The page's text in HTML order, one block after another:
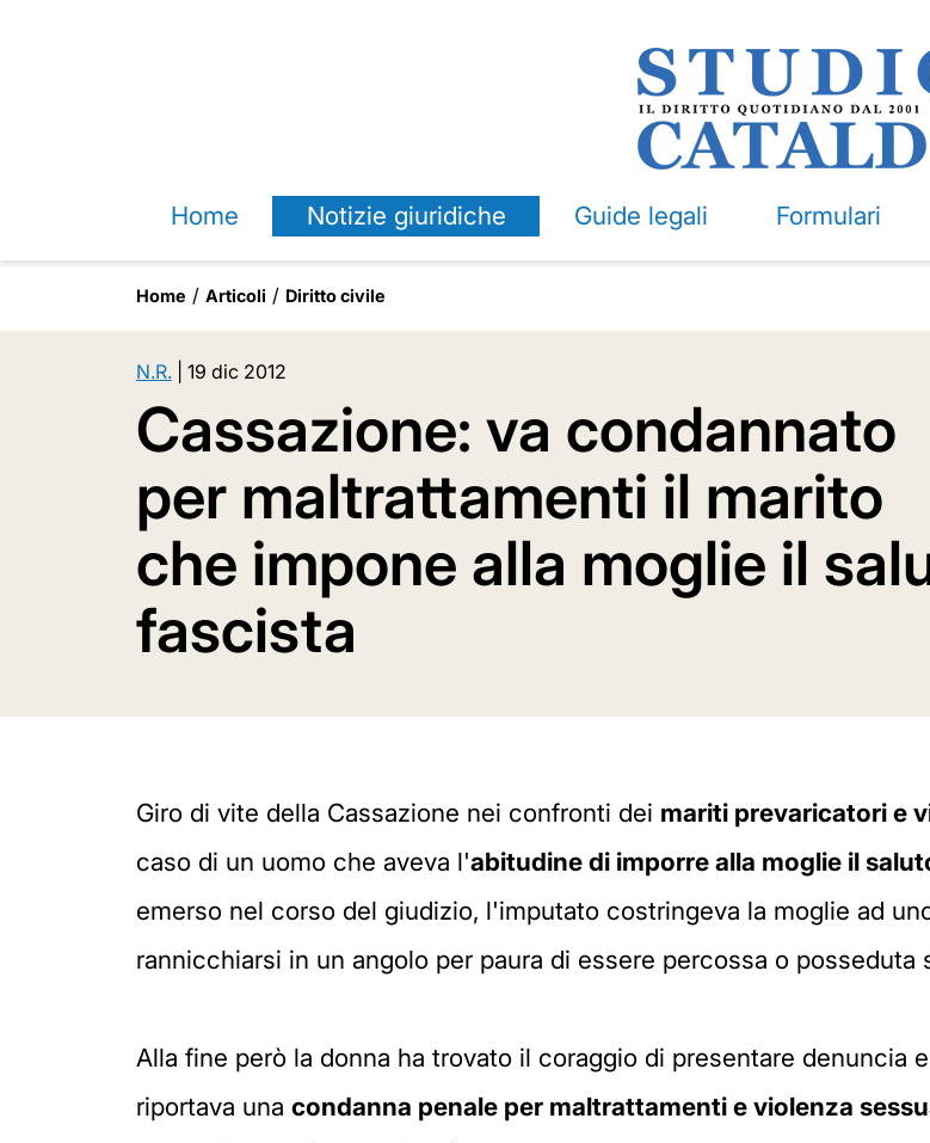
Home Notizie giuridiche Guide legali Formulari
Home Articoli Diritto civile
N.R. 19 dic 2012
Cassazione: va condannato
per maltrattamenti il marito
che impone alla moglie il
fascista
Giro di vite della Cassazione nei confronti dei mariti prevaricatori e
caso di un uomo che aveva l'abitudine di imporre alla moglie il
emerso nel corso del giudizio, l'imputato costringeva la moglie ad
rannicchiarsi in un angolo per paura di essere percossa o posseduta
Alla fine però la donna ha trovato il coraggio di presentare denuncia
riportava una condanna penale per maltrattamenti e violenza